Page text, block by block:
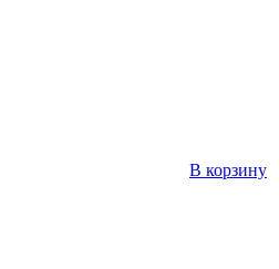
В корзину